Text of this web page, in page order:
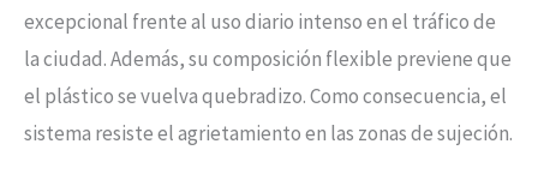
excepcional frente al uso diario intenso en el tráfico de
la ciudad. Además, su composición flexible previene que
el plástico se vuelva quebradizo. Como consecuencia, el
sistema resiste el agrietamiento en las zonas de sujeción.